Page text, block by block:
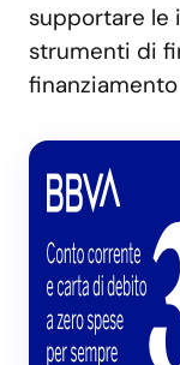
supportare le
strumenti di